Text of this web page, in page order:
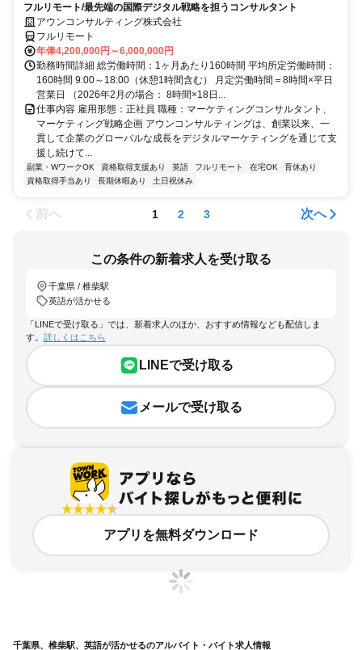
フルリモート/最先端の国際デジタル戦略を担うコンサルタント
アウンコンサルティング株式会社
フルリモート
年俸4,200,000円～6,000,000円
勤務時間詳細 総労働時間：1ヶ月あたり160時間 平均所定労働時間：
160時間 9:00～18:00（休憩1時間含む） 月定労働時間＝8時間×平日
営業日 （2026年2月の場合： 8時間×18日...
仕事内容 雇用形態：正社員 職種：マーケティングコンサルタント、
マーケティング戦略企画 アウンコンサルティングは、創業以来、一
貫して企業のグローバルな成長をデジタルマーケティングを通じて支
援し続けて...
副業・WワークOK 資格取得支援あり 英語 フルリモート 在宅OK
育休あり
資格取得手当あり
長期休暇あり 土日祝休み
前へ 1 2 3 次へ
この条件の新着求人を受け取る
千葉県 / 椎柴駅
英語が活かせる
「LINEで受け取る」では、新着求人のほか、おすすめ情報なども配信しま
す。 詳しくはこちら
LINEで受け取る
メールで受け取る
アプリを無料ダウンロード
千葉県、椎柴駅、英語が活かせるのアルバイト・バイト求人情報